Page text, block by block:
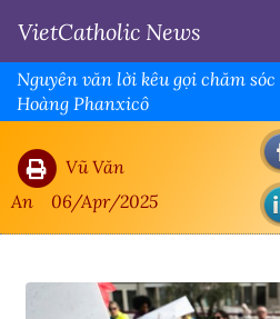
VietCatholic News
Nguyên văn lời kêu gọi chăm
Hoàng Phanxicô
Vũ Văn
An
06/Apr/2025